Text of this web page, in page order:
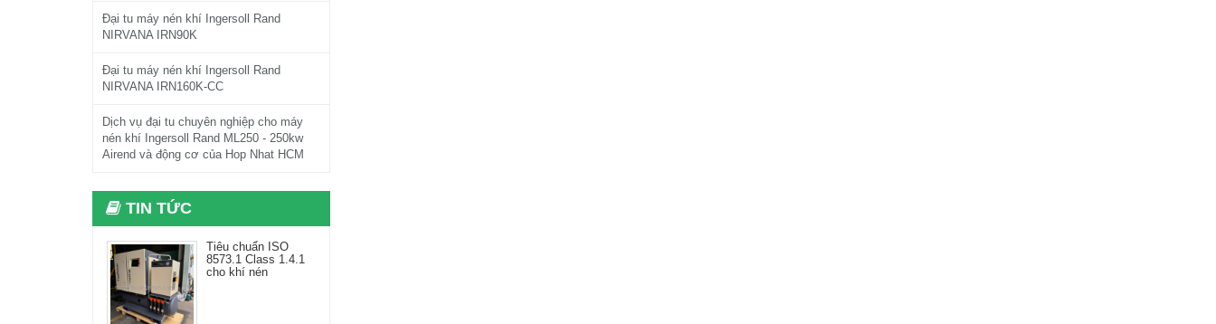
Đại tu máy nén khí Ingersoll Rand
NIRVANA IRN90K
Đại tu máy nén khí Ingersoll Rand
NIRVANA IRN160K-CC
Dịch vụ đại tu chuyên nghiệp cho máy
nén khí Ingersoll Rand ML250 - 250kw
Airend và động cơ của Hop Nhat HCM
TIN TỨC
Tiêu chuẩn ISO
8573.1 Class 1.4.1
cho khí nén